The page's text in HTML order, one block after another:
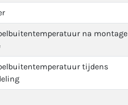
na montage
tijdens